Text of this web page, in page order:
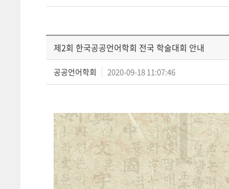
제2회 한국공공언어학회 전국 학술대회 안내
공공언어학회 2020-09-18 11:07:46